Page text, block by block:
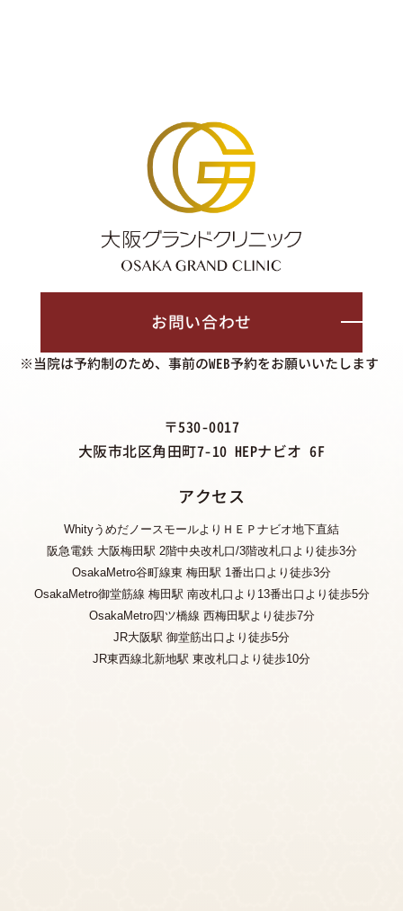
お問い合わせ
※当院は予約制のため、事前のWEB予約をお願いいたします
〒530-0017
大阪市北区角田町7-10 HEPナビオ 6F
アクセス
WhityうめだノースモールよりＨＥＰナビオ地下直結
阪急電鉄 大阪梅田駅 2階中央改札口/3階改札口より徒歩3分
OsakaMetro谷町線東 梅田駅 1番出口より徒歩3分
OsakaMetro御堂筋線 梅田駅 南改札口より13番出口より徒歩5分
OsakaMetro四ツ橋線 西梅田駅より徒歩7分
JR大阪駅 御堂筋出口より徒歩5分
JR東西線北新地駅 東改札口より徒歩10分